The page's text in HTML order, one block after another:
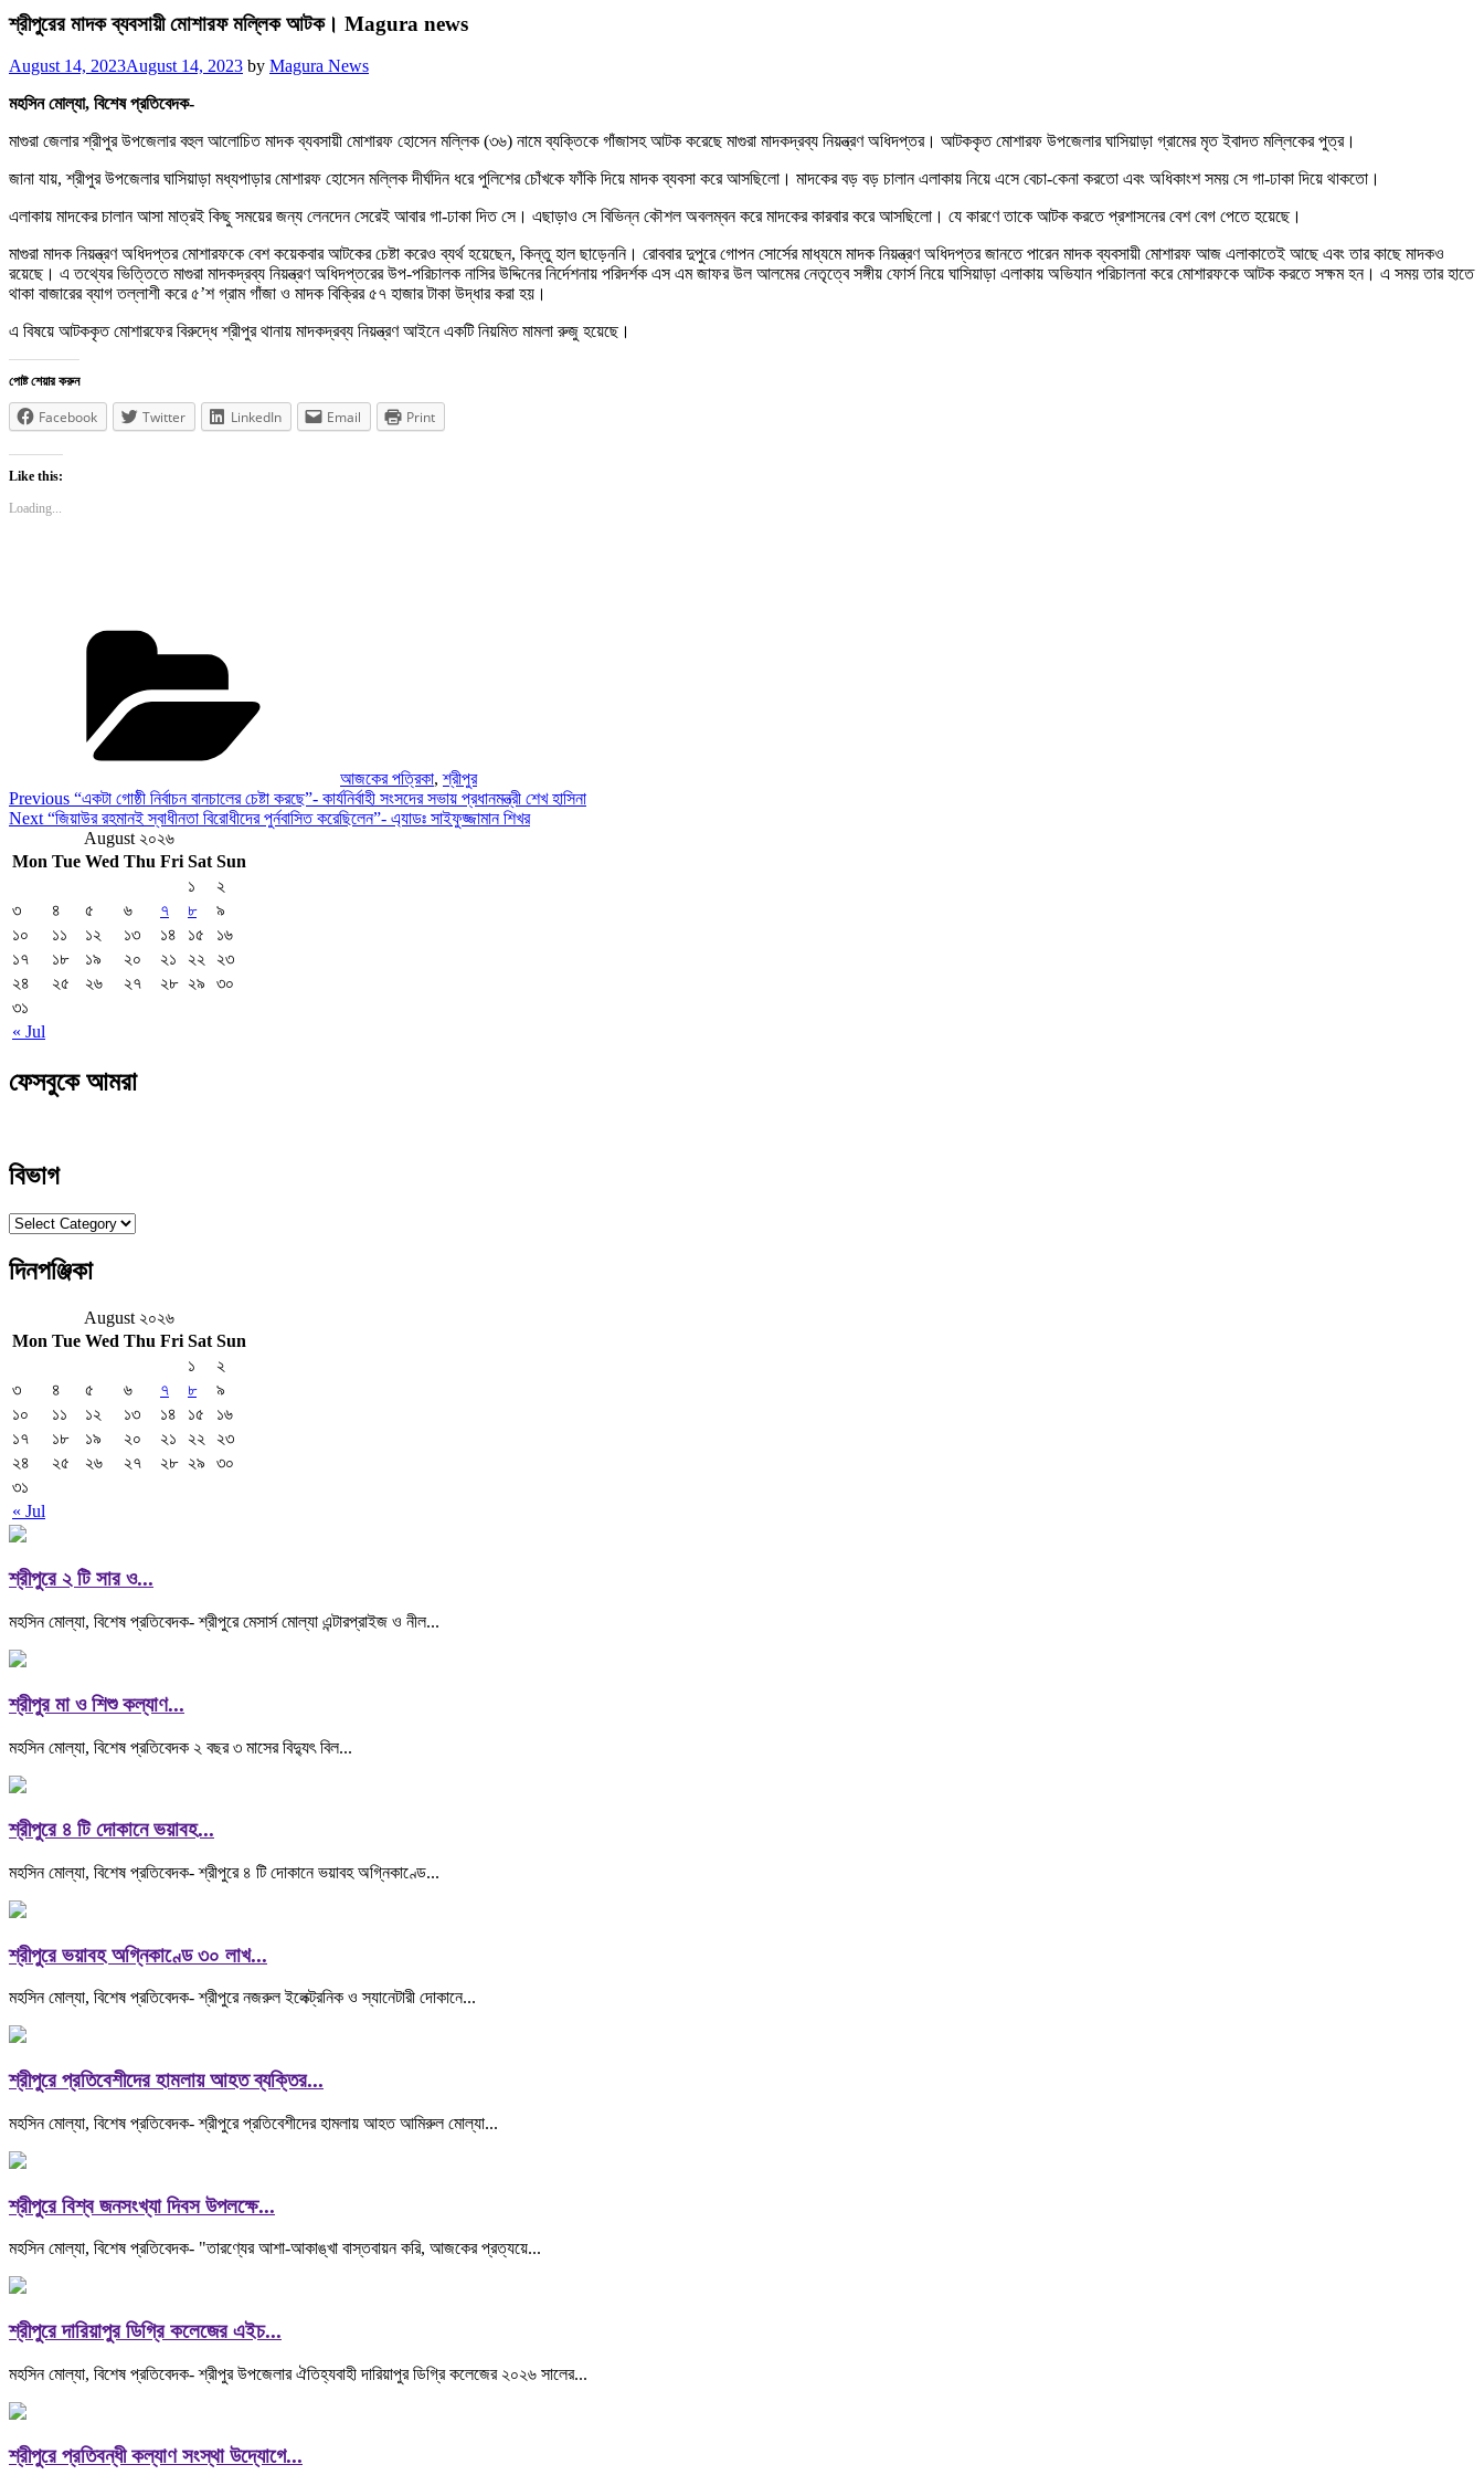
শ্রীপুরের মাদক ব্যবসায়ী মোশারফ মল্লিক আটক। Magura news
Posted
August 14, 2023August 14, 2023 by Magura News
মহসিন মোল্যা, বিশেষ প্রতিবেদক-
মাগুরা জেলার শ্রীপুর উপজেলার বহুল আলোচিত মাদক ব্যবসায়ী মোশারফ হোসেন মল্লিক (৩৬) নামে ব্যক্তিকে গাঁজাসহ আটক করেছে মাগুরা মাদকদ্রব্য নিয়ন্ত্রণ অধিদপ্তর। আটককৃত মোশারফ উপজেলার ঘাসিয়াড়া গ্রামের মৃত ইবাদত মল্লিকের পুত্র।
জানা যায়, শ্রীপুর উপজেলার ঘাসিয়াড়া মধ্যপাড়ার মোশারফ হোসেন মল্লিক দীর্ঘদিন ধরে পুলিশের চোঁখকে ফাঁকি দিয়ে মাদক ব্যবসা করে আসছিলো। মাদকের বড় বড় চালান এলাকায় নিয়ে এসে বেচা-কেনা করতো এবং অধিকাংশ সময় সে গা-ঢাকা দিয়ে থাকতো।
এলাকায় মাদকের চালান আসা মাত্রই কিছু সময়ের জন্য লেনদেন সেরেই আবার গা-ঢাকা দিত সে। এছাড়াও সে বিভিন্ন কৌশল অবলম্বন করে মাদকের কারবার করে আসছিলো। যে কারণে তাকে আটক করতে প্রশাসনের বেশ বেগ পেতে হয়েছে।
মাগুরা মাদক নিয়ন্ত্রণ অধিদপ্তর মোশারফকে বেশ কয়েকবার আটকের চেষ্টা করেও ব্যর্থ হয়েছেন, কিন্তু হাল ছাড়েননি। রোববার দুপুরে গোপন সোর্সের মাধ্যমে মাদক নিয়ন্ত্রণ অধিদপ্তর জানতে পারেন মাদক ব্যবসায়ী মোশারফ আজ এলাকাতেই আছে এবং তার কাছে মাদকও
রয়েছে। এ তথ্যের ভিত্তিতে মাগুরা মাদকদ্রব্য নিয়ন্ত্রণ অধিদপ্তরের উপ-পরিচালক নাসির উদ্দিনের নির্দেশনায় পরিদর্শক এস এম জাফর উল আলমের নেতৃত্বে সঙ্গীয় ফোর্স নিয়ে ঘাসিয়াড়া এলাকায় অভিযান পরিচালনা করে মোশারফকে আটক করতে সক্ষম হন। এ সময় তার হাতে
থাকা বাজারের ব্যাগ তল্লাশী করে ৫’শ গ্রাম গাঁজা ও মাদক বিক্রির ৫৭ হাজার টাকা উদ্ধার করা হয়।
এ বিষয়ে আটককৃত মোশারফের বিরুদ্ধে শ্রীপুর থানায় মাদকদ্রব্য নিয়ন্ত্রণ আইনে একটি নিয়মিত মামলা রুজু হয়েছে।
পোষ্ট শেয়ার করুন
Facebook Twitter LinkedIn Email Print
Like this:
Loading...
আজকের পত্রিকা,শ্রীপুর
Post
navigation
Previous
Post
Previous “একটা গোষ্ঠী নির্বাচন বানচালের চেষ্টা করছে”- কার্যনির্বাহী সংসদের সভায় প্রধানমন্ত্রী শেখ হাসিনা
Next
Next “জিয়াউর রহমানই স্বাধীনতা বিরোধীদের পুর্নবাসিত করেছিলেন”- এ্যাডঃ সাইফুজ্জামান শিখর
August ২০২৬
Mon Tue Wed Thu Fri Sat Sun
« Jul
১
২
৩
৪ ৫ ৬ ৭ ৮
৯
১০
১১ ১২ ১৩ ১৪ ১৫
১৬
১৭
১৮ ১৯ ২০ ২১ ২২
২৩
২৪
২৫ ২৬ ২৭ ২৮ ২৯
৩০
৩১
ফেসবুকে আমরা
বিভাগ
বিভাগ
দিনপঞ্জিকা
August ২০২৬
Mon Tue Wed Thu Fri Sat Sun
« Jul
১
২
৩
৪ ৫ ৬ ৭ ৮
৯
১০
১১ ১২ ১৩ ১৪ ১৫
১৬
১৭
১৮ ১৯ ২০ ২১ ২২
২৩
২৪
২৫ ২৬ ২৭ ২৮ ২৯
৩০
৩১
শ্রীপুরে ২ টি সার ও...
মহসিন মোল্যা, বিশেষ প্রতিবেদক- শ্রীপুরে মেসার্স মোল্যা এন্টারপ্রাইজ ও নীল...
শ্রীপুর মা ও শিশু কল্যাণ...
মহসিন মোল্যা, বিশেষ প্রতিবেদক ২ বছর ৩ মাসের বিদ্যুৎ বিল...
শ্রীপুরে ৪ টি দোকানে ভয়াবহ...
মহসিন মোল্যা, বিশেষ প্রতিবেদক- শ্রীপুরে ৪ টি দোকানে ভয়াবহ অগ্নিকাণ্ডে...
শ্রীপুরে ভয়াবহ অগ্নিকাণ্ডে ৩০ লাখ...
মহসিন মোল্যা, বিশেষ প্রতিবেদক- শ্রীপুরে নজরুল ইলেক্ট্রনিক ও স্যানেটারী দোকানে...
শ্রীপুরে প্রতিবেশীদের হামলায় আহত ব্যক্তির...
মহসিন মোল্যা, বিশেষ প্রতিবেদক- শ্রীপুরে প্রতিবেশীদের হামলায় আহত আমিরুল মোল্যা...
শ্রীপুরে বিশ্ব জনসংখ্যা দিবস উপলক্ষে...
মহসিন মোল্যা, বিশেষ প্রতিবেদক- "তারণ্যের আশা-আকাঙ্খা বাস্তবায়ন করি, আজকের প্রত্যয়ে...
শ্রীপুরে দারিয়াপুর ডিগ্রি কলেজের এইচ...
মহসিন মোল্যা, বিশেষ প্রতিবেদক- শ্রীপুর উপজেলার ঐতিহ্যবাহী দারিয়াপুর ডিগ্রি কলেজের ২০২৬ সালের...
শ্রীপুরে প্রতিবন্ধী কল্যাণ সংস্থা উদ্যোগে...